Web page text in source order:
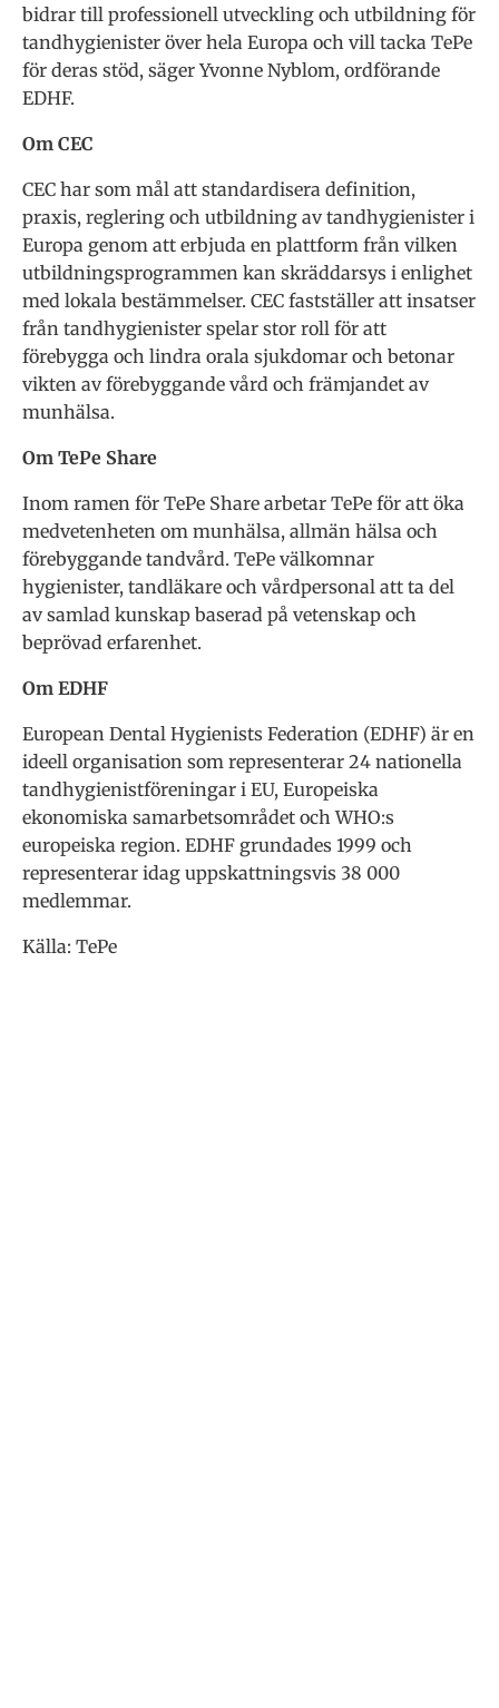
bidrar till professionell utveckling och utbildning för
tandhygienister över hela Europa och vill tacka TePe
för deras stöd, säger Yvonne Nyblom, ordförande
EDHF.
Om CEC
CEC har som mål att standardisera definition,
praxis, reglering och utbildning av tandhygienister i
Europa genom att erbjuda en plattform från vilken
utbildningsprogrammen kan skräddarsys i enlighet
med lokala bestämmelser. CEC fastställer att insatser
från tandhygienister spelar stor roll för att
förebygga och lindra orala sjukdomar och betonar
vikten av förebyggande vård och främjandet av
munhälsa.
Om TePe Share
Inom ramen för TePe Share arbetar TePe för att öka
medvetenheten om munhälsa, allmän hälsa och
förebyggande tandvård. TePe välkomnar
hygienister, tandläkare och vårdpersonal att ta del
av samlad kunskap baserad på vetenskap och
beprövad erfarenhet.
Om EDHF
European Dental Hygienists Federation (EDHF) är en
ideell organisation som representerar 24 nationella
tandhygienistföreningar i EU, Europeiska
ekonomiska samarbetsområdet och WHO:s
europeiska region. EDHF grundades 1999 och
representerar idag uppskattningsvis 38 000
medlemmar.
Källa: TePe